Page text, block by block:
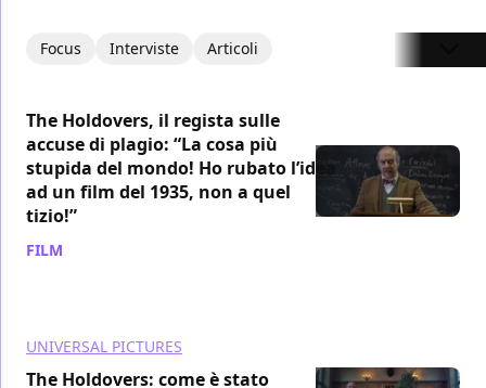
Focus Interviste Articoli
The Holdovers, il regista sulle
accuse di plagio: “La cosa più
stupida del mondo! Ho rubato l’idea
ad un film del 1935, non a quel
tizio!”
FILM
UNIVERSAL PICTURES
The Holdovers: come è stato